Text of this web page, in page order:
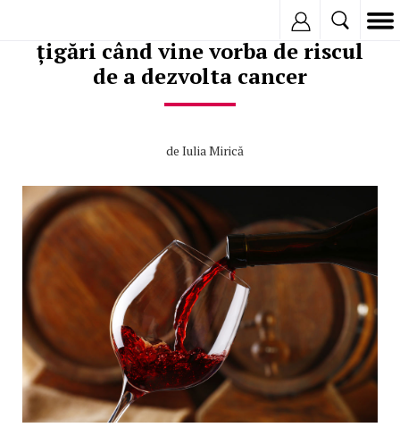
O sticlă de vin este egală cu 10
țigări când vine vorba de riscul
de a dezvolta cancer
de Iulia Mirică